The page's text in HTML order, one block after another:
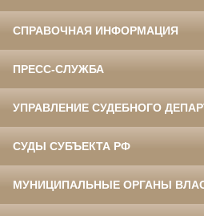
СПРАВОЧНАЯ ИНФОРМАЦИЯ
ПРЕСС-СЛУЖБА
УПРАВЛЕНИЕ СУДЕБНОГО
СУДЫ СУБЪЕКТА РФ
МУНИЦИПАЛЬНЫЕ ОРГАНЫ